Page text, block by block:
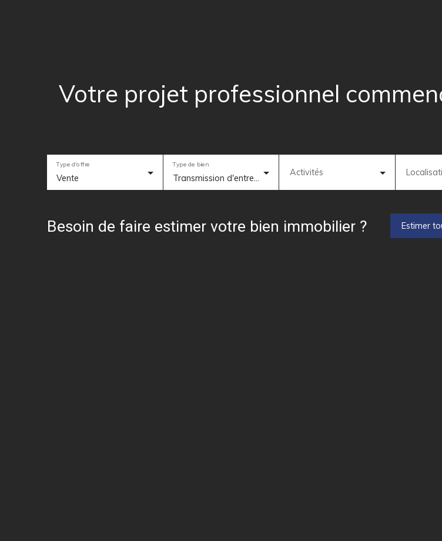
Votre projet professionnel
Vente
Type d'offre
Transmission d'entreprise, Fonds de commerce, Droit au bail, Terrain, Local professionnel, Local commercial, Local industriel, Entrepôt
Type de bien
Activités
Besoin de faire estimer votre bien immobilier ? Estimer